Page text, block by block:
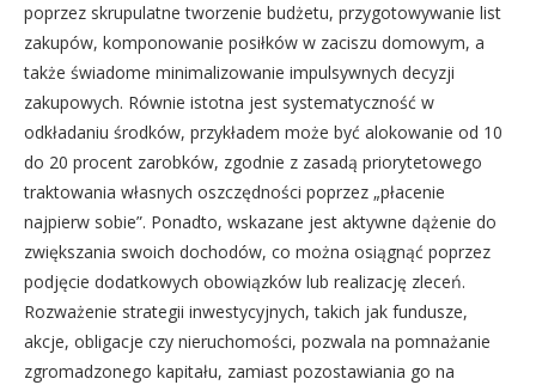
poprzez skrupulatne tworzenie budżetu, przygotowywanie list
zakupów, komponowanie posiłków w zaciszu domowym, a
także świadome minimalizowanie impulsywnych decyzji
zakupowych. Równie istotna jest systematyczność w
odkładaniu środków, przykładem może być alokowanie od 10
do 20 procent zarobków, zgodnie z zasadą priorytetowego
traktowania własnych oszczędności poprzez „płacenie
najpierw sobie”. Ponadto, wskazane jest aktywne dążenie do
zwiększania swoich dochodów, co można osiągnąć poprzez
podjęcie dodatkowych obowiązków lub realizację zleceń.
Rozważenie strategii inwestycyjnych, takich jak fundusze,
akcje, obligacje czy nieruchomości, pozwala na pomnażanie
zgromadzonego kapitału, zamiast pozostawiania go na